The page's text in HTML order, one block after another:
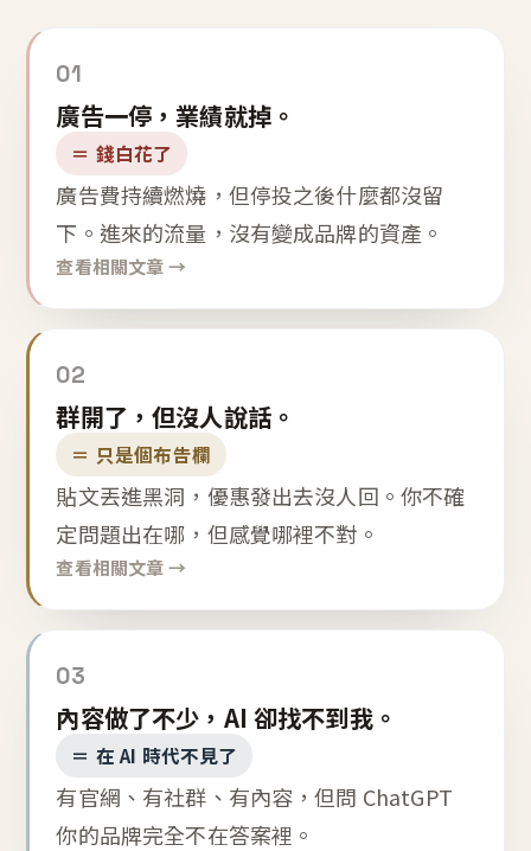
01
廣告一停，業績就掉。
＝ 錢白花了
廣告費持續燃燒，但停投之後什麼都沒留
下。進來的流量，沒有變成品牌的資產。
查看相關文章 →
02
群開了，但沒人說話。
＝ 只是個布告欄
貼文丟進黑洞，優惠發出去沒人回。你不確
定問題出在哪，但感覺哪裡不對。
查看相關文章 →
03
內容做了不少，AI 卻找不到我。
＝ 在 AI 時代不見了
有官網、有社群、有內容，但問 ChatGPT
你的品牌完全不在答案裡。